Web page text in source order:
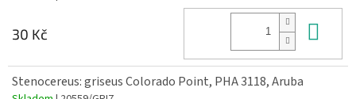
30 Kč
Stenocereus: griseus Colorado Point, PHA 3118, Aruba